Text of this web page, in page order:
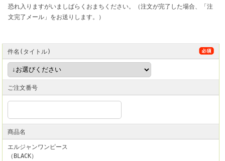
恐れ入りますがいましばらくおまちください。（注文が完了した場合、「注
文完了メール」をお送りします。）
件名(タイトル)
ご注文番号
商品名
エルジャンワンピース
（BLACK）